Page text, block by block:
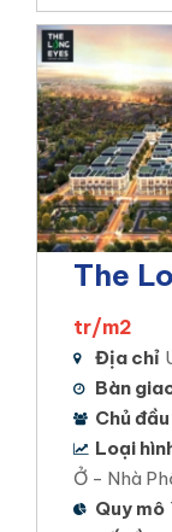
The
tr/m2
Địa chỉ
Bàn
Chủ
Loại
Ở - Nhà
Quy mô